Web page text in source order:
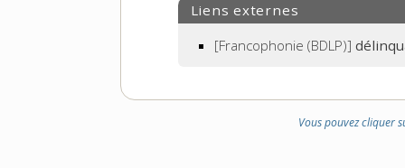
Liens externes
[Francophonie (BDLP)]
Vous pouvez cliquer